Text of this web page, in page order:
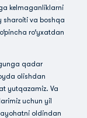
kelmaganliklarni
sharoiti va boshqa
ro‘yxatdan
qadar
olishdan
yutqazamiz. Va
uchun yil
oldindan